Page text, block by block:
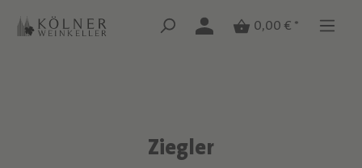
Zum Hauptinhalt springen
Zum Hauptinhalt springen
0,00 € *
Ziegler